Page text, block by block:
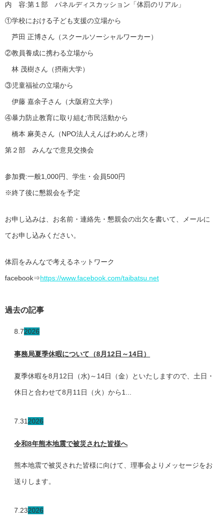
内 容:第１部 パネルディスカッション「体罰のリアル」
①学校における子ども支援の立場から
芦田 正博さん（スクールソーシャルワーカー）
②教員養成に携わる立場から
林 茂樹さん（摂南大学）
③児童福祉の立場から
伊藤 嘉余子さん（大阪府立大学）
④暴力防止教育に取り組む市民活動から
橋本 麻美さん（NPO法人えんぱわめんと堺）
第２部 みんなで意見交換会
参加費:一般1,000円、学生・会員500円
※終了後に懇親会を予定
お申し込みは、お名前・連絡先・懇親会の出欠を書いて、メールに
てお申し込みください。
体罰をみんなで考えるネットワーク
facebook⇒https://www.facebook.com/taibatsu.net
過去の記事
8.72026
事務局夏季休暇について（8月12日～14日）
夏季休暇を8月12日（水)～14日（金）といたしますので、土日・
休日と合わせて8月11日（火）から1...
7.31 2026
令和8年熊本地震で被災された皆様へ
熊本地震で被災された皆様に向けて、理事会よりメッセージをお
送りします。
7.232026